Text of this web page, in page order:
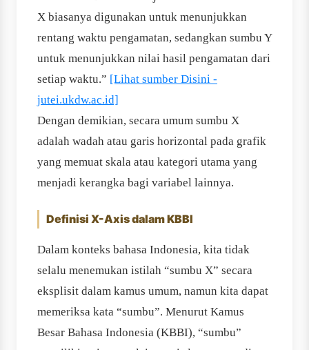
X biasanya digunakan untuk menunjukkan
rentang waktu pengamatan, sedangkan sumbu Y
untuk menunjukkan nilai hasil pengamatan dari
setiap waktu.” [Lihat sumber Disini -
jutei.ukdw.ac.id]
Dengan demikian, secara umum sumbu X
adalah wadah atau garis horizontal pada grafik
yang memuat skala atau kategori utama yang
menjadi kerangka bagi variabel lainnya.
Definisi X-Axis dalam KBBI
Dalam konteks bahasa Indonesia, kita tidak
selalu menemukan istilah “sumbu X” secara
eksplisit dalam kamus umum, namun kita dapat
memeriksa kata “sumbu”. Menurut Kamus
Besar Bahasa Indonesia (KBBI), “sumbu”